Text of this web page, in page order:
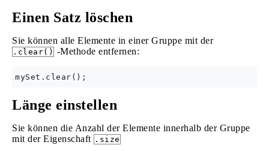
Einen Satz löschen
Sie können alle Elemente in einer Gruppe mit der
.clear() -Methode entfernen:
Länge einstellen
Sie können die Anzahl der Elemente innerhalb der Gruppe
mit der Eigenschaft .size